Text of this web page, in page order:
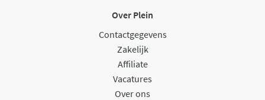
Over Plein
Contactgegevens
Zakelijk
Affiliate
Vacatures
Over ons